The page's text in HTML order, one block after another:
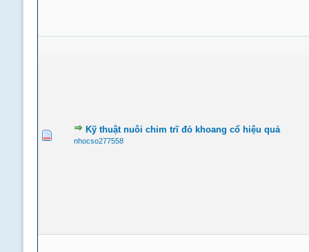
Kỹ thuật nuôi chim trĩ đỏ khoang cổ hiệu quả
nhocso277558